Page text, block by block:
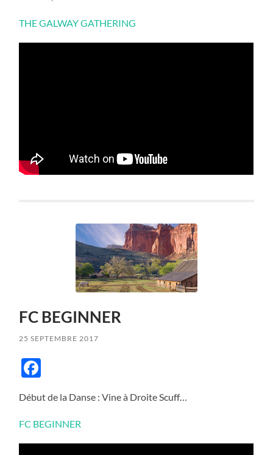
THE GALWAY GATHERING
FC BEGINNER
25 SEPTEMBRE 2017
Début de la Danse : Vine à Droite Scuff…
FC BEGINNER